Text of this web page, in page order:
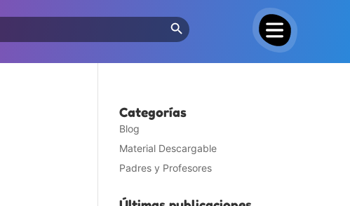
Search Button
Categorías
Blog
Material Descargable
Padres y Profesores